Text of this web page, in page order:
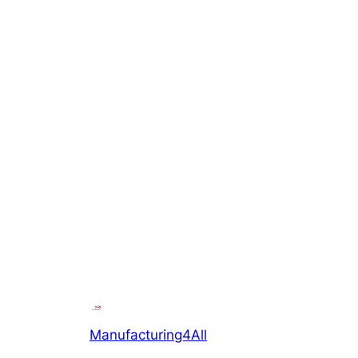
Manufacturing4All